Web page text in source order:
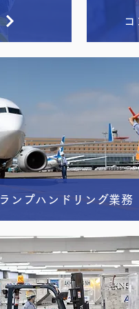
ランプハンドリング業務